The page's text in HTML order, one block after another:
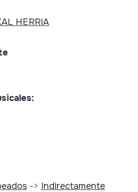
HERRIA
-> Indirectamente